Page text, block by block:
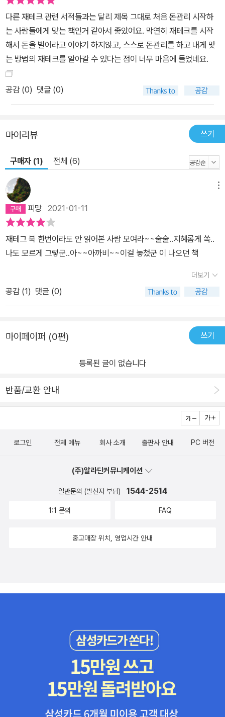
다른 재테크 관련 서적들과는 달리 제목 그대로 처음 돈관리 시작하
는 사람들에게 맞는 책인거 같아서 좋았어요. 막연히 재테크를 시작
해서 돈을 벌어라고 이야기 하지않고, 스스로 돈관리를 하고 내게 맞
는 방법의 재테크를 알아갈 수 있다는 점이 너무 마음에 들었네요.
공감 (0) 댓글 (0)
마이리뷰 쓰기
구매자 (1) 전체 (6)
피망 2021-01-11
재테그 북 한번이라도 안 읽어본 사람 모여라~~술술..지혜롭게 쏙..
나도 모르게 그렇군..아~~아까비~~이걸 놓첬군 이 나오던 책
더보기
공감 (1) 댓글 (0)
마이페이퍼 (0편) 쓰기
등록된 글이 없습니다
반품/교환 안내
로그인 전체 메뉴 회사 소개 출판사 안내 PC 버전
(주)알라딘커뮤니케이션
일반문의 (발신자 부담) 1544-2514
1:1 문의 FAQ
중고매장 위치, 영업시간 안내